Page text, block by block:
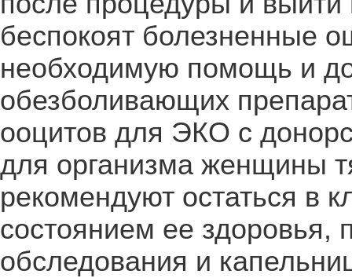
беспокоят болезненные
необходимую помощь и
обезболивающих
ооцитов для ЭКО с
для организма женщины
рекомендуют остаться в
состоянием ее здоровья,
обследования и